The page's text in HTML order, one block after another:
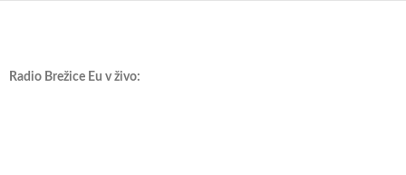
Radio Brežice Eu v živo: